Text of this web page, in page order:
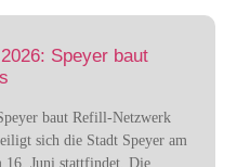
Speyer baut
baut Refill-Netzwerk
sich die Stadt Speyer am
Juni stattfindet. Die